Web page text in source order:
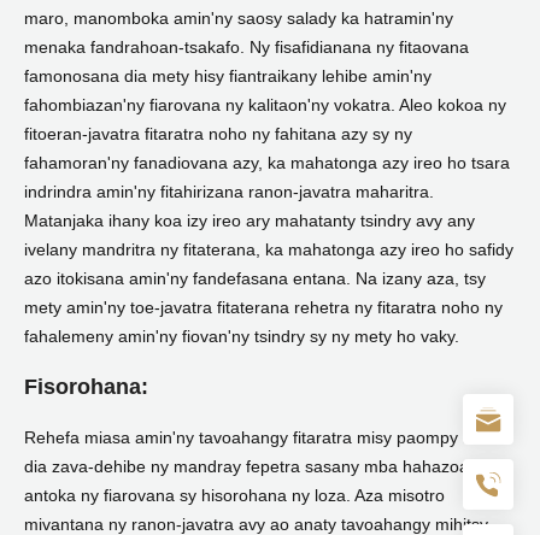
maro, manomboka amin'ny saosy salady ka hatramin'ny
menaka fandrahoan-tsakafo. Ny fisafidianana ny fitaovana
famonosana dia mety hisy fiantraikany lehibe amin'ny
fahombiazan'ny fiarovana ny kalitaon'ny vokatra. Aleo kokoa ny
fitoeran-javatra fitaratra noho ny fahitana azy sy ny
fahamoran'ny fanadiovana azy, ka mahatonga azy ireo ho tsara
indrindra amin'ny fitahirizana ranon-javatra maharitra.
Matanjaka ihany koa izy ireo ary mahatanty tsindry avy any
ivelany mandritra ny fitaterana, ka mahatonga azy ireo ho safidy
azo itokisana amin'ny fandefasana entana. Na izany aza, tsy
mety amin'ny toe-javatra fitaterana rehetra ny fitaratra noho ny
fahalemeny amin'ny fiovan'ny tsindry sy ny mety ho vaky.
Fisorohana:
Rehefa miasa amin'ny tavoahangy fitaratra misy paompy ianao
dia zava-dehibe ny mandray fepetra sasany mba hahazoana
antoka ny fiarovana sy hisorohana ny loza. Aza misotro
mivantana ny ranon-javatra avy ao anaty tavoahangy mihitsy,